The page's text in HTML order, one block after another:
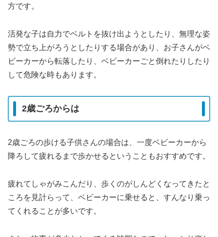
方です。
活発な子は自力でベルトを抜け出ようとしたり、無理な姿
勢で立ち上がろうとしたりする場合があり、お子さんがベ
ビーカーから転落したり、ベビーカーごと倒れたりしたり
して危険な時もあります。
2歳ごろからは
2歳ごろの歩ける子供さんの場合は、一度ベビーカーから
降ろして疲れるまで歩かせるということもおすすめです。
疲れてしゃがみこんだり、歩くのがしんどくなってきたと
ころを見計らって、ベビーカーに乗せると、すんなり乗っ
てくれることが多いです。